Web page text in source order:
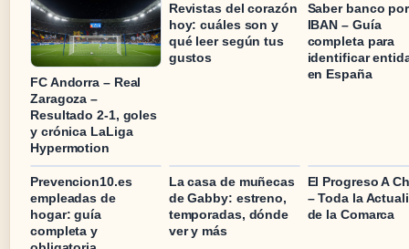
FC Andorra – Real
Zaragoza –
Resultado 2-1, goles
y crónica LaLiga
Hypermotion
Revistas del corazón
hoy: cuáles son y
qué leer según tus
gustos
Saber banco por
IBAN – Guía
completa para
identificar
en España
Prevencion10.es
empleadas de
hogar: guía
completa y
La casa de muñecas
de Gabby: estreno,
temporadas, dónde
ver y más
El Progreso A
– Toda la
de la Comarca